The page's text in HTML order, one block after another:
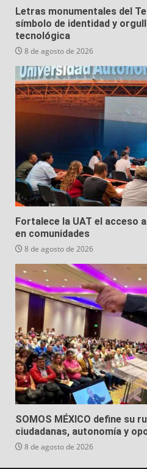
Letras monumentales del
símbolo de identidad y
tecnológica
8 de agosto de 2026
Fortalece la UAT el acceso
en comunidades
8 de agosto de 2026
SOMOS MÉXICO define su
ciudadanas, autonomía y
8 de agosto de 2026